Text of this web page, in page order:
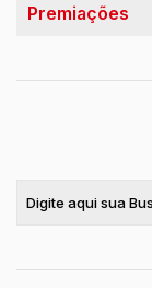
Premiações